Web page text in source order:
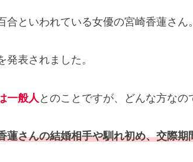
合といわれている女優の宮崎香蓮さん。
発表されました。
一般人 とのことですが、どんな方なの
蓮さんの結婚相手や馴れ初め、交際期